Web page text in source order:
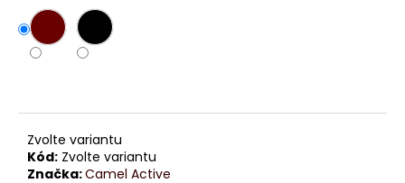
Zvolte variantu
Kód: Zvolte variantu
Značka:Camel Active